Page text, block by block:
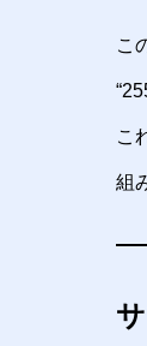
こ
こ
組